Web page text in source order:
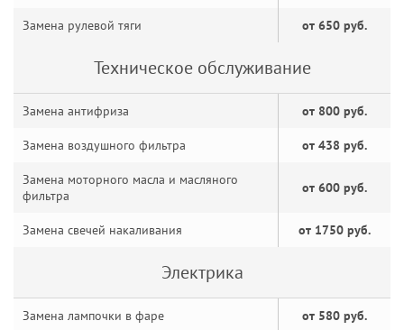
Замена рулевой тяги от 650 руб.
Техническое обслуживание
Замена антифриза от 800 руб.
Замена воздушного фильтра от 438 руб.
Замена моторного масла и масляного
фильтра
от 600 руб.
Замена свечей накаливания от 1750 руб.
Электрика
Замена лампочки в фаре от 580 руб.